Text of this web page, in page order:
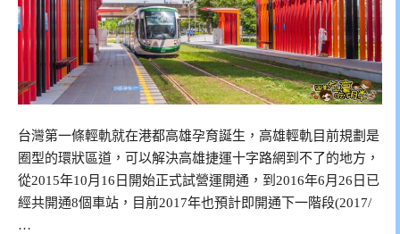
台灣第一條輕軌就在港都高雄孕育誕生，高雄輕軌目前規劃是
圈型的環狀區道，可以解決高雄捷運十字路網到不了的地方，
從2015年10月16日開始正式試營運開通，到2016年6月26日已
經共開通8個車站，目前2017年也預計即開通下一階段(2017/
…